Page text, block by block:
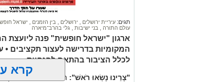
תגים: עיריית ירושלים ירושלים בין הזמנים ישראל
עולם התורה
בני ישיבות גלי בהרב־מיארה
ארגון "ישראל חופשית" פנה ליועצת
המקומיות בדרישה לעצור תקציבים •
לכלל הציבור בהתאם להנחיות
"צָרֵינוּ נָשְׂאוּ רֹאשׁ": חזית נוספת במאבק
קרא